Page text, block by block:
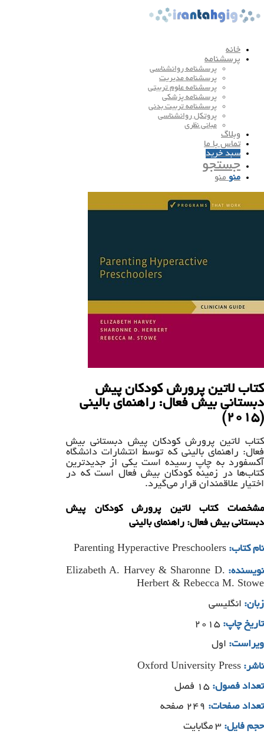
خانه
پرسشنامه
پرسشنامه روانشناسی
پرسشنامه مدیریت
پرسشنامه علوم تربیتی
پرسشنامه پزشکی
پرسشنامه تربیت بدنی
پروتکل روانشناسی
مبانی نظری
وبلاگ
تماس با ما
سبد خرید
جستجو
منو منو
کتاب لاتین پرورش کودکان پیش
دبستانی بیش فعال: راهنمای بالینی
(۲۰۱۵)
کتاب لاتین پرورش کودکان پیش دبستانی بیش
فعال: راهنمای بالینی که توسط انتشارات دانشگاه
آکسفورد به چاپ رسیده است یکی از جدیدترین
کتاب‌ها در زمینه کودکان بیش فعال است که در
اختیار علاقمندان قرار می‌گیرد.
مشخصات کتاب لاتین پرورش کودکان پیش
دبستانی بیش فعال: راهنمای بالینی
نام کتاب: Parenting Hyperactive Preschoolers
نویسنده: Elizabeth A. Harvey & Sharonne D.
Herbert & Rebecca M. Stowe
زبان: انگلیسی
تاریخ چاپ: ۲۰۱۵
ویراست: اول
ناشر: Oxford University Press
تعداد فصول:
تعداد صفحات:
حجم فایل: